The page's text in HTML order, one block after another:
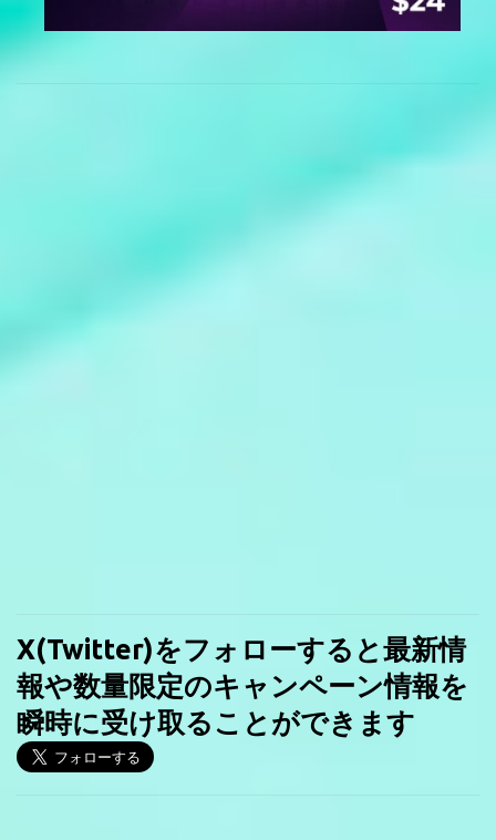
X(Twitter)をフォローすると最新情
報や数量限定のキャンペーン情報を
瞬時に受け取ることができます